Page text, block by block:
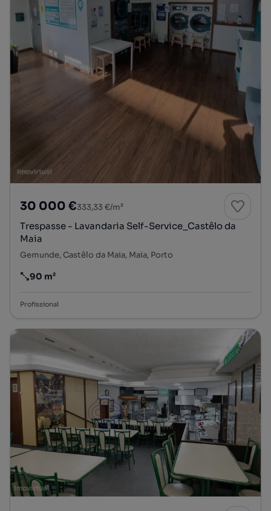
30 000 €333,33 €/m²
Trespasse - Lavandaria Self-Service_Castêlo da
Maia
Gemunde, Castêlo da Maia, Maia, Porto
Preço por metro quadrado
90 m²
Profissional